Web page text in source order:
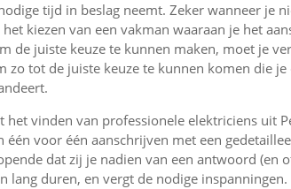
tijd in beslag neemt. Zeker wanneer je
kiezen van een vakman waaraan je het
de juiste keuze te kunnen maken, moet je
zo tot de juiste keuze te kunnen komen die je
het vinden van professionele elektriciens uit
één voor één aanschrijven met een
dat zij je nadien van een antwoord (en
lang duren, en vergt de nodige inspanningen.